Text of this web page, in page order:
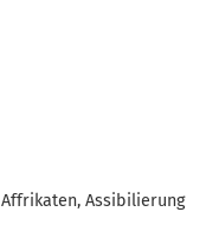
Affrikaten Assibilierung